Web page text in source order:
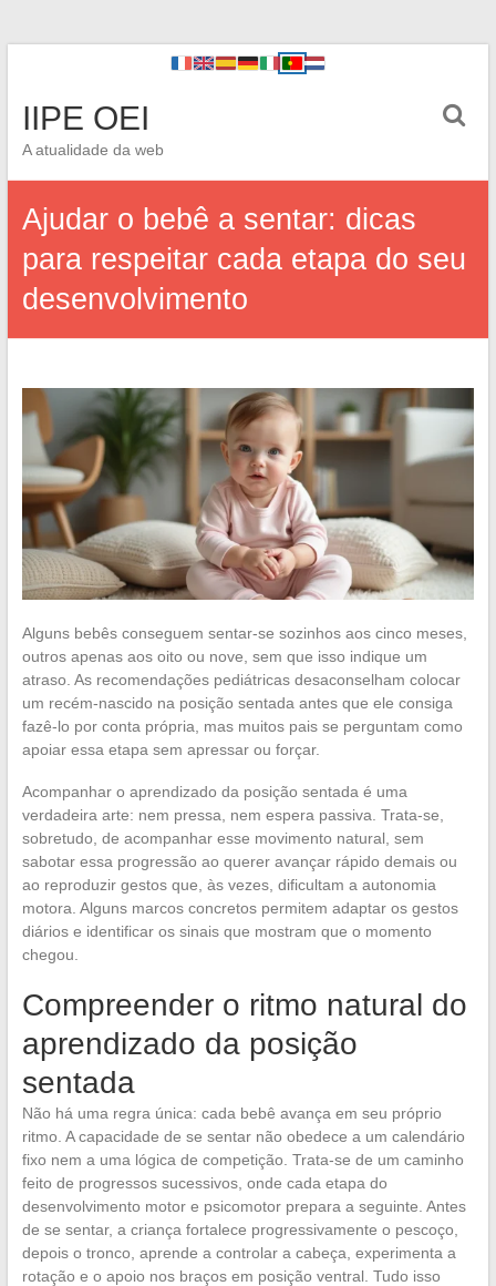
IIPE OEI
A atualidade da web
Ajudar o bebê a sentar: dicas
para respeitar cada etapa do seu
desenvolvimento
Alguns bebês conseguem sentar-se sozinhos aos cinco meses,
outros apenas aos oito ou nove, sem que isso indique um
atraso. As recomendações pediátricas desaconselham colocar
um recém-nascido na posição sentada antes que ele consiga
fazê-lo por conta própria, mas muitos pais se perguntam como
apoiar essa etapa sem apressar ou forçar.
Acompanhar o aprendizado da posição sentada é uma
verdadeira arte: nem pressa, nem espera passiva. Trata-se,
sobretudo, de acompanhar esse movimento natural, sem
sabotar essa progressão ao querer avançar rápido demais ou
ao reproduzir gestos que, às vezes, dificultam a autonomia
motora. Alguns marcos concretos permitem adaptar os gestos
diários e identificar os sinais que mostram que o momento
chegou.
Compreender o ritmo natural do
aprendizado da posição
sentada
Não há uma regra única: cada bebê avança em seu próprio
ritmo. A capacidade de se sentar não obedece a um calendário
fixo nem a uma lógica de competição. Trata-se de um caminho
feito de progressos sucessivos, onde cada etapa do
desenvolvimento motor e psicomotor prepara a seguinte. Antes
de se sentar, a criança fortalece progressivamente o pescoço,
depois o tronco, aprende a controlar a cabeça, experimenta a
rotação e o apoio nos braços em posição ventral. Tudo isso